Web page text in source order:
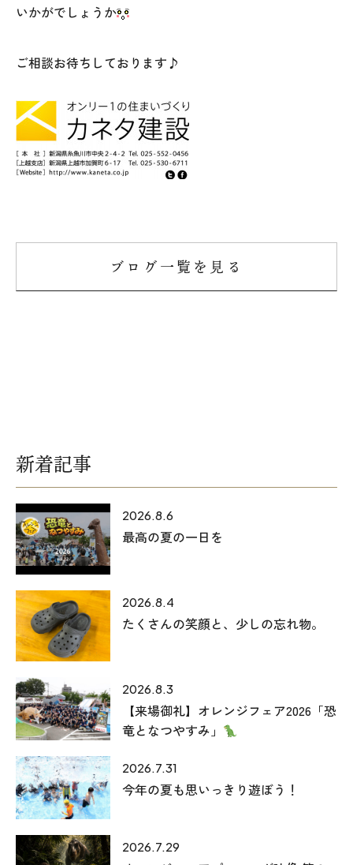
いかがでしょうか
ご相談お待ちしております♪
ブログ一覧を見る
新着記事
2026.8.6
最高の夏の一日を
2026.8.4
たくさんの笑顔と、少しの忘れ物。
2026.8.3
【来場御礼】オレンジフェア2026「恐
竜となつやすみ」
2026.7.31
今年の夏も思いっきり遊ぼう！
2026.7.29